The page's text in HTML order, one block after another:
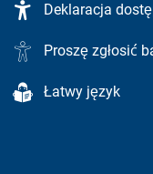
Deklaracja
Proszę zgłosić
Łatwy język